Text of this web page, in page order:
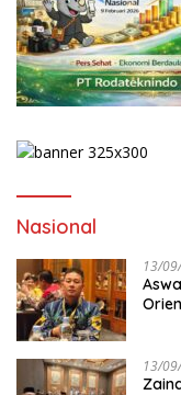
Nasional
13/
13/